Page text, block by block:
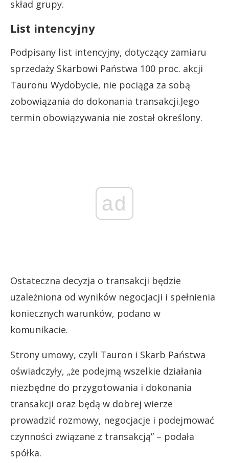
skład grupy.
List intencyjny
Podpisany list intencyjny, dotyczący zamiaru
sprzedaży Skarbowi Państwa 100 proc. akcji
Tauronu Wydobycie, nie pociąga za sobą
zobowiązania do dokonania transakcji.Jego
termin obowiązywania nie został określony.
ad
Ostateczna decyzja o transakcji będzie
uzależniona od wyników negocjacji i spełnienia
koniecznych warunków, podano w
komunikacie.
Strony umowy, czyli Tauron i Skarb Państwa
oświadczyły, „że podejmą wszelkie działania
niezbędne do przygotowania i dokonania
transakcji oraz będą w dobrej wierze
prowadzić rozmowy, negocjacje i podejmować
czynności związane z transakcją” – podała
spółka.